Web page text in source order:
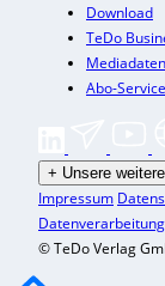
Download
TeDo
Mediadaten
Abo-Service
+ Unsere
Impressum
Datenverarbeitung
© TeDo Verlag